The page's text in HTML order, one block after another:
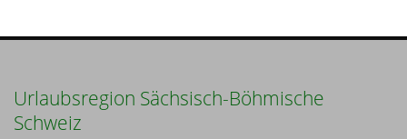
Urlaubsregion Sächsisch-Böhmische
Schweiz